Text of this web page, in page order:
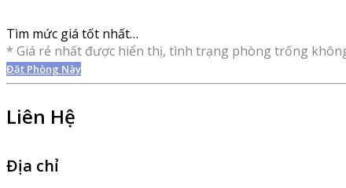
Tìm mức giá tốt nhất…
* Giá rẻ nhất được hiển thị, tình trạng phòng trống
Đặt Phòng Này
Liên Hệ
Địa chỉ